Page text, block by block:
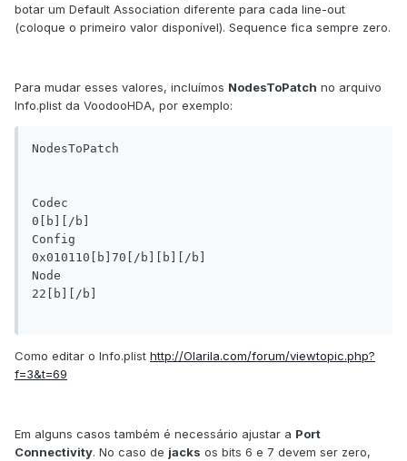
botar um Default Association diferente para cada line-out
(coloque o primeiro valor disponível). Sequence fica sempre zero.
Para mudar esses valores, incluímos NodesToPatch no arquivo
Info.plist da VoodooHDA, por exemplo:
NodesToPatch
Codec
0[b][/b]
Config
0x010110[b]70[/b][b][/b]
Node
22[b][/b]
Como editar o Info.plist http://Olarila.com/forum/viewtopic.php?
f=3&t=69
Em alguns casos também é necessário ajustar a Port
Connectivity. No caso de jacks os bits 6 e 7 devem ser zero,